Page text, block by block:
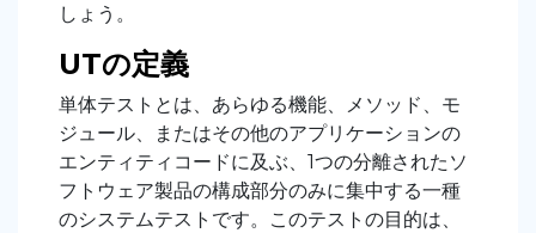
しょう。
UTの定義
単体テストとは、あらゆる機能、メソッド、モ
ジュール、またはその他のアプリケーションの
エンティティコードに及ぶ、1つの分離されたソ
フトウェア製品の構成部分のみに集中する一種
のシステムテストです。このテストの目的は、